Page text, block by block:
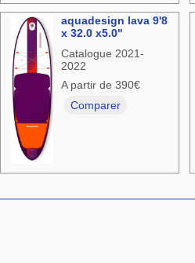
aquadesign lava 9'8
x 32.0 x5.0"
Catalogue 2021-
2022
A partir de 390€
Comparer